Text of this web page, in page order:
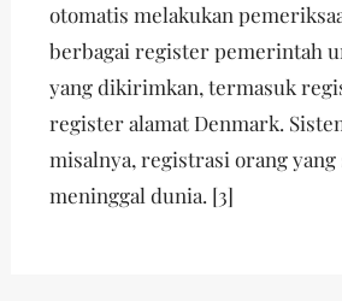
otomatis melakukan
berbagai register pemerintah
yang dikirimkan, termasuk
register alamat Denmark.
misalnya, registrasi orang yang
meninggal dunia. [3]